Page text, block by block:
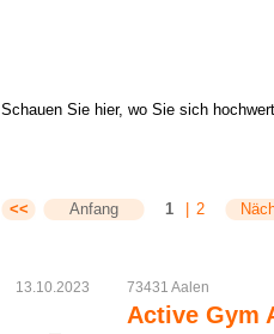
Schauen Sie hier, wo Sie sich
<< Anfang 1 2
13.10.2023 73431 Aalen
Active Gym